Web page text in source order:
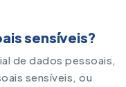
sensíveis?
de dados pessoais,
sensíveis, ou